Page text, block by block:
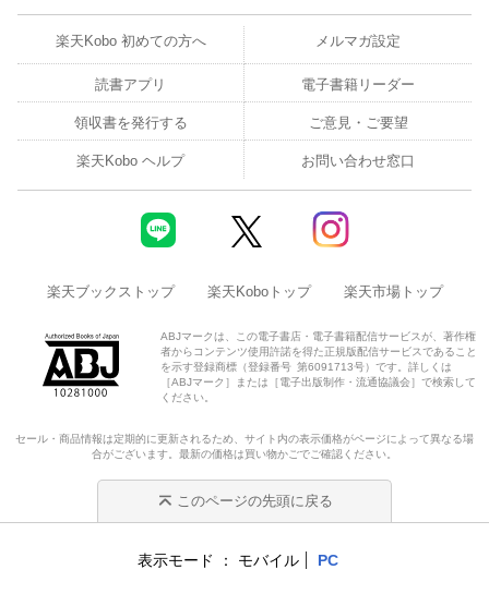
楽天Kobo 初めての方へ メルマガ設定
読書アプリ 電子書籍リーダー
領収書を発行する ご意見・ご要望
楽天Kobo ヘルプ お問い合わせ窓口
楽天ブックストップ 楽天Koboトップ 楽天市場トップ
ABJマークは、この電子書店・電子書籍配信サービスが、著作権
者からコンテンツ使用許諾を得た正規版配信サービスであること
を示す登録商標（登録番号 第6091713号）です。詳しくは
［ABJマーク］または［電子出版制作・流通協議会］で検索して
ください。
セール・商品情報は定期的に更新されるため、サイト内の表示価格がページによって異なる場
合がございます。最新の価格は買い物かごでご確認ください。
このページの先頭に戻る
表示モード モバイル PC